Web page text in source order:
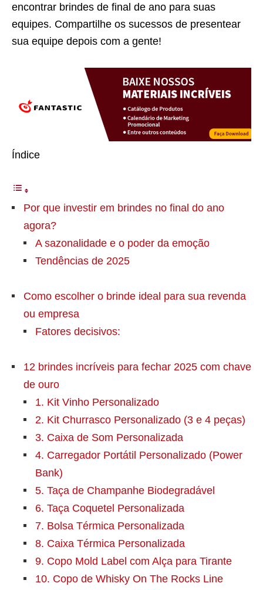
encontrar brindes de final de ano para suas
equipes. Compartilhe os sucessos de presentear
sua equipe depois com a gente!
Índice
Por que investir em brindes no final do ano
agora?
A sazonalidade e o poder da emoção
Tendências de 2025
Como escolher o brinde ideal para sua revenda
ou empresa
Fatores decisivos:
12 brindes incríveis para fechar 2025 com chave
de ouro
1. Kit Vinho Personalizado
2. Kit Churrasco Personalizado (3 e 4 peças)
3. Caixa de Som Personalizada
4. Carregador Portátil Personalizado (Power
Bank)
5. Taça de Champanhe Biodegradável
6. Taça Coquetel Personalizada
7. Bolsa Térmica Personalizada
8. Caixa Térmica Personalizada
9. Copo Mold Label com Alça para Tirante
10. Copo de Whisky On The Rocks Line